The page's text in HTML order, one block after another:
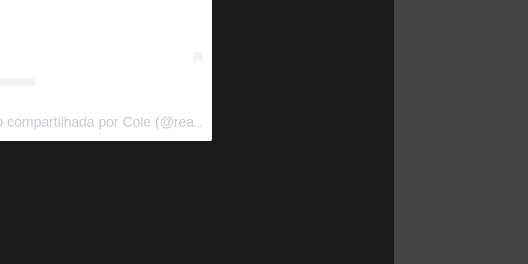
Uma publicação compartilhada por Cole (@realcoleworld)